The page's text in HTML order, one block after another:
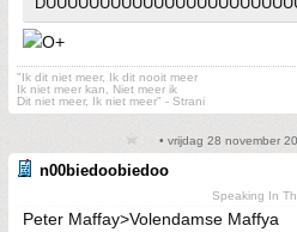
"Ik dit niet meer, Ik dit nooit meer
Ik niet meer kan, Niet meer ik
Dit niet meer, Ik niet meer" - Strani
• vrijdag 28 november
n00biedoobiedoo
Speaking In
Peter Maffay>Volendamse Maffya